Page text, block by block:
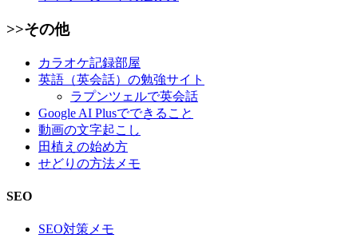
>>その他
カラオケ記録部屋
英語（英会話）の勉強サイト
ラプンツェルで英会話
Google AI Plusでできること
動画の文字起こし
田植えの始め方
せどりの方法メモ
SEO
SEO対策メモ